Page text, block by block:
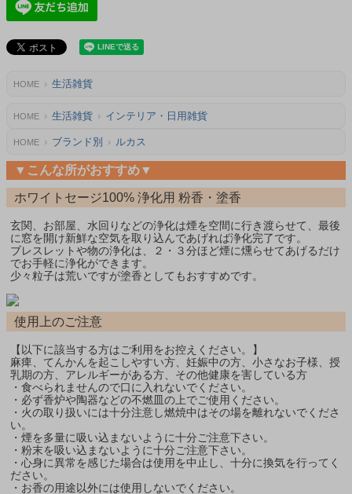
HOME 生活雑貨
HOME 生活雑貨 インテリア・日用雑貨
HOME ブランド別 ルカス
▼こんな所がおすすめ▼
ホワイトセージ100% 浄化用 粉香・塗香
玄関、お部屋、水回りなどの浄化は煙を空間に行き渡らせて、最後
に窓を開け新鮮な空気を取り込んであげれば浄化完了です。
ブレスレットや物の浄化は、２・３分ほど煙に燻らせてあげるだけ
でお手軽に浄化ができます。
少々粒子は荒いですが塗香としてもおすすめです。
使用上のご注意
【以下に該当する方はご利用をお控えください。】
麻痺、てんかんを起こしやすい方、妊娠中の方、小さなお子様、授
乳期の方、アレルギーがある方、その他健康を害している方
・食べられませんので口に入れないでください。
・必ず香炉や陶器などの不燃皿の上でご使用ください。
・火の取り扱いには十分注意し燃焼中はその場を離れないでくださ
い。
・煙を多量に吸い込まないように十分ご注意下さい。
・粉末を吸い込まないように十分ご注意下さい。
・心身に異常を感じた場合は使用を中止し、十分に換気を行ってく
ださい。
・お香の用途以外には使用しないでください。